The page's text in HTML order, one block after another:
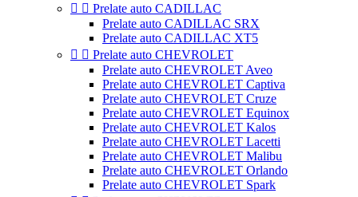
  Prelate auto CADILLAC
Prelate auto CADILLAC SRX
Prelate auto CADILLAC XT5
  Prelate auto CHEVROLET
Prelate auto CHEVROLET Aveo
Prelate auto CHEVROLET Captiva
Prelate auto CHEVROLET Cruze
Prelate auto CHEVROLET Equinox
Prelate auto CHEVROLET Kalos
Prelate auto CHEVROLET Lacetti
Prelate auto CHEVROLET Malibu
Prelate auto CHEVROLET Orlando
Prelate auto CHEVROLET Spark